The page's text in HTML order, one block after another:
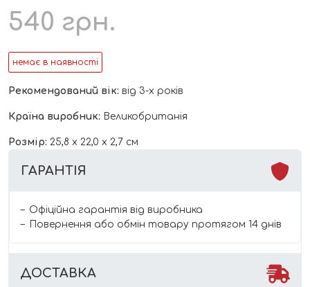
540 грн.
немає в наявності
Рекомендований вік: від 3-х років
Країна виробник: Великобританія
Розмір: 25,8 x 22,0 x 2,7 см
ГАРАНТІЯ
Офіційна гарантія від виробника
Повернення або обмін товару протягом 14 днів
ДОСТАВКА